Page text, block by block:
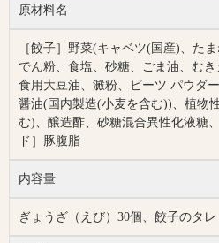
原材料名
［餃子］野菜(キャベツ(国産)、た
でん粉、食塩、砂糖、ごま油、むき
食用大豆油、澱粉、ビーツ パウダ
醤油(国内製造(小麦を含む))、植物
む)、醸造酢、砂糖混合異性化液糖
ド］豚腹脂
内容量
ぎょうざ（えび）30個、餃子のタレ